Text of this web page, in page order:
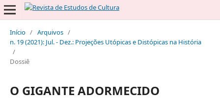
Início / Arquivos /
n. 19 (2021): Jul. - Dez.: Projeções Utópicas e Distópicas na História
/
Dossiê
O GIGANTE ADORMECIDO